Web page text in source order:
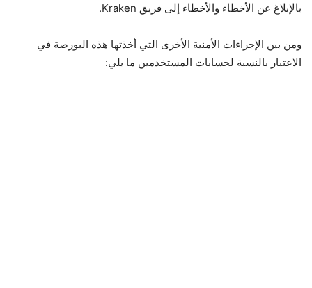
بالإبلاغ عن الأخطاء والأخطاء إلى فريق Kraken.
ومن بين الإجراءات الأمنية الأخرى التي أخذتها هذه البورصة في
الاعتبار بالنسبة لحسابات المستخدمين ما يلي: